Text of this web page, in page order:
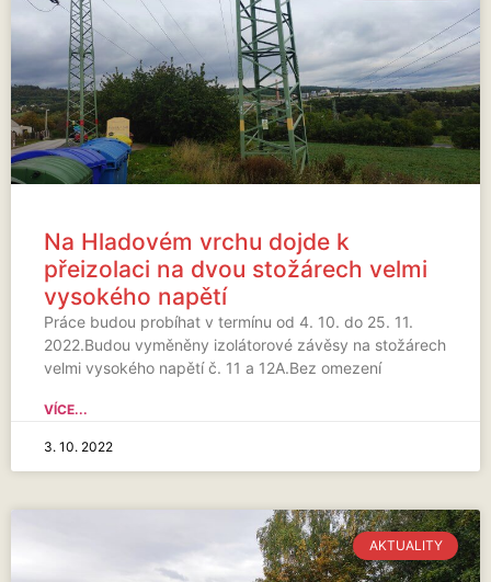
Na Hladovém vrchu dojde k
přeizolaci na dvou stožárech velmi
vysokého napětí
Práce budou probíhat v termínu od 4. 10. do 25. 11.
2022.Budou vyměněny izolátorové závěsy na stožárech
velmi vysokého napětí č. 11 a 12A.Bez omezení
VÍCE...
3. 10. 2022
AKTUALITY